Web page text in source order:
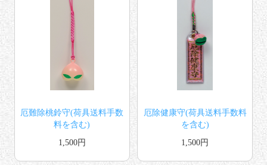
厄難除桃鈴守(荷具送料手数
料を含む)
1,500円
厄除健康守(荷具送料手数料
を含む)
1,500円